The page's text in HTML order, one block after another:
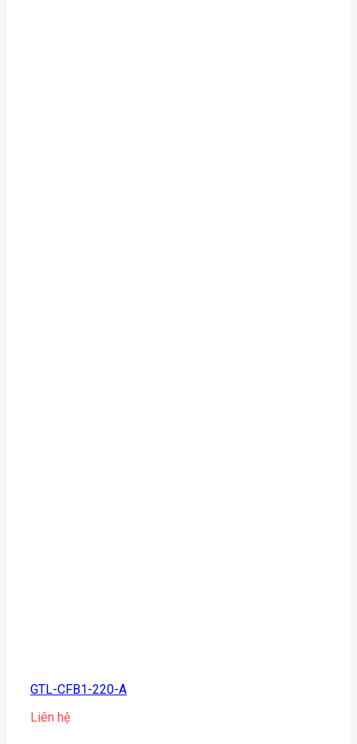
GTL-CFB1-220-A
Liên hệ